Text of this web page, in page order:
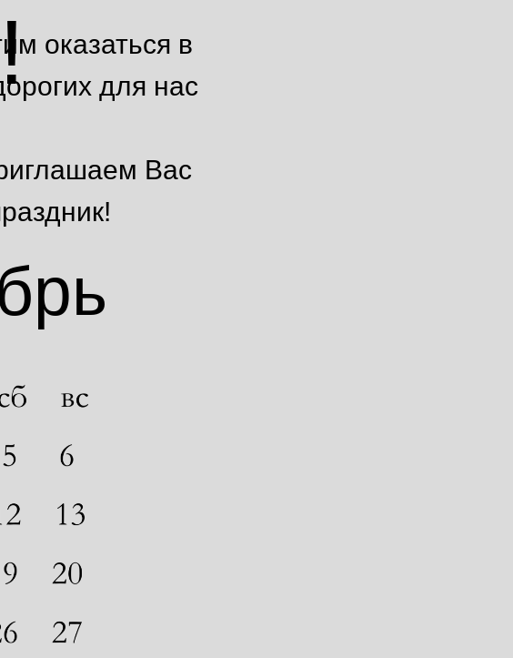
оказаться в
для нас
Вас